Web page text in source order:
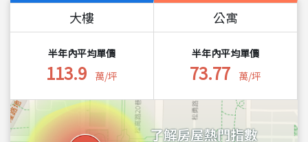
大樓
半年內平均單價
113.9 萬/坪
公寓
半年內平均單價
73.77 萬/坪